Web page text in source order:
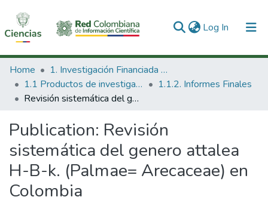
Log In (current)
Communities & Collections
All of DSpace
Home
1. Investigación Financiada con Recursos Públicos
1.1 Productos de investigación
1.1.2. Informes Finales
Revisión sistemática del genero attalea H-B-k. (Palmae= Arecaceae) en Colombia
Publication: Revisión
sistemática del genero attalea
H-B-k. (Palmae= Arecaceae) en
Colombia